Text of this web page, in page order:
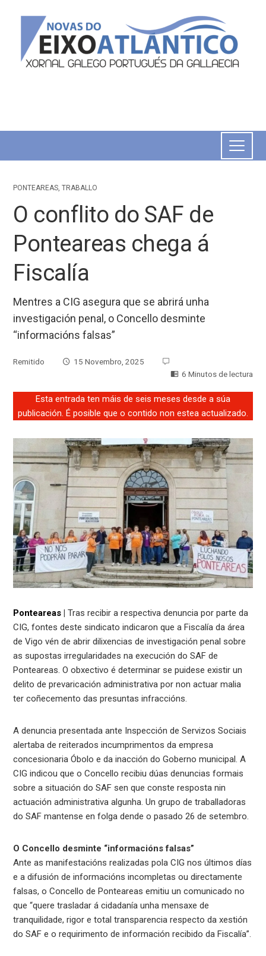
PONTEAREAS,TRABALLO
O conflito do SAF de
Ponteareas chega á
Fiscalía
Mentres a CIG asegura que se abrirá unha
investigación penal, o Concello desminte
“informacións falsas”
Remitido
15 Novembro, 2025
6 Minutos de lectura
Esta entrada ten máis de seis meses desde a súa
publicación. É posible que o contido non estea actualizado.
Ponteareas | Tras recibir a respectiva denuncia por parte da
CIG, fontes deste sindicato indicaron que a Fiscalía da área
de Vigo vén de abrir dilixencias de investigación penal sobre
as supostas irregularidades na execución do SAF de
Ponteareas. O obxectivo é determinar se puidese existir un
delito de prevaricación administrativa por non actuar malia
ter coñecemento das presuntas infraccións.
A denuncia presentada ante Inspección de Servizos Sociais
alertaba de reiterados incumprimentos da empresa
concesionaria Óbolo e da inacción do Goberno municipal. A
CIG indicou que o Concello recibiu dúas denuncias formais
sobre a situación do SAF sen que conste resposta nin
actuación administrativa algunha. Un grupo de traballadoras
do SAF mantense en folga dende o pasado 26 de setembro.
O Concello desminte “informacións falsas”
Ante as manifestacións realizadas pola CIG nos últimos días
e a difusión de informacións incompletas ou directamente
falsas, o Concello de Ponteareas emitiu un comunicado no
que “quere trasladar á cidadanía unha mensaxe de
tranquilidade, rigor e total transparencia respecto da xestión
do SAF e o requirimento de información recibido da Fiscalía”.